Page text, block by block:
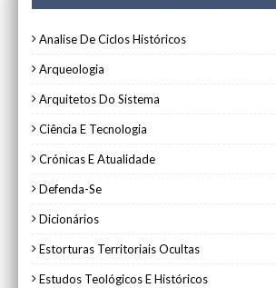
Analise De Ciclos Históricos
Arqueologia
Arquitetos Do Sistema
Ciência E Tecnologia
Crónicas E Atualidade
Defenda-Se
Dicionários
Estorturas Territoriais Ocultas
Estudos Teológicos E Históricos